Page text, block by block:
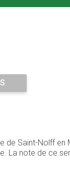
de Saint-Nolff en
La note de ce